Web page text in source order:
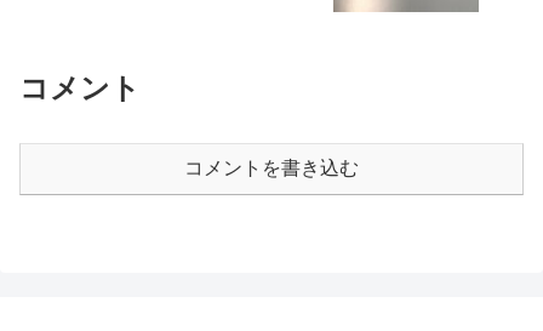
コメント
コメントを書き込む